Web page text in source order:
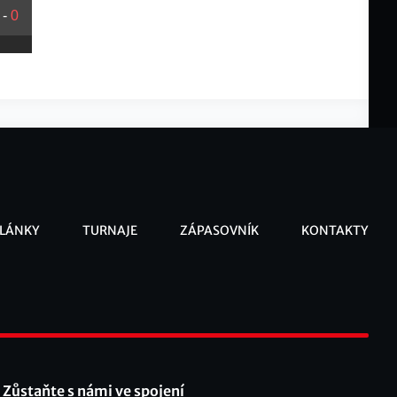
0
TURNAJE ZÁPASOVNÍK KONTAKTY
Zůstaňte s námi ve spojení